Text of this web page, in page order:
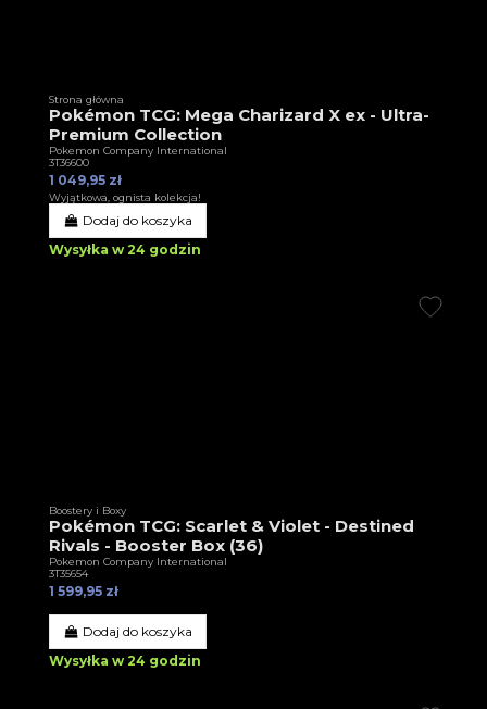
Strona główna
Pokémon TCG: Mega Charizard X ex - Ultra-
Premium Collection
Pokemon Company International
3T36600
1 049,95 zł
Wyjątkowa, ognista kolekcja!
Dodaj do koszyka
Wysyłka w 24 godzin
Boostery i Boxy
Pokémon TCG: Scarlet & Violet - Destined
Rivals - Booster Box (36)
Pokemon Company International
3T35654
1 599,95 zł
Dodaj do koszyka
Wysyłka w 24 godzin